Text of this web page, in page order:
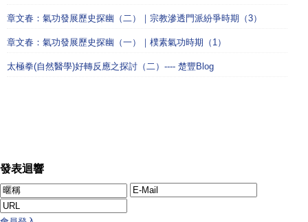
章文春：氣功發展歷史探幽（二）｜宗教滲透門派紛爭時期（3）
章文春：氣功發展歷史探幽（一）｜樸素氣功時期（1）
太極拳(自然醫學)好轉反應之探討（二）---- 楚豐Blog
發表迴響